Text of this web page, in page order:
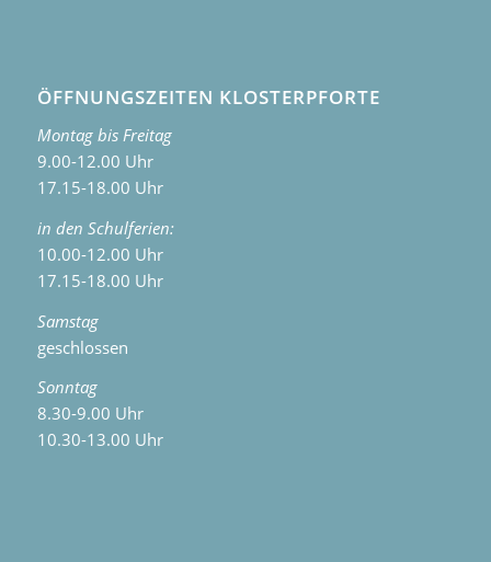
ÖFFNUNGSZEITEN KLOSTERPFORTE
Montag bis Freitag
9.00-12.00 Uhr
17.15-18.00 Uhr
in den Schulferien:
10.00-12.00 Uhr
17.15-18.00 Uhr
Samstag
geschlossen
Sonntag
8.30-9.00 Uhr
10.30-13.00 Uhr